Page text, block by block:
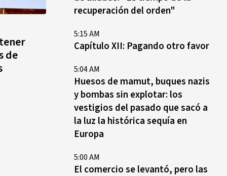
de
¿Qué se celebra hoy en el
conmemoraciones de esta
recuperación del orden"
5:15 AM
Capítulo XII: Pagando otro favor
5:04 AM
Huesos de mamut, buques nazis
y bombas sin explotar: los
vestigios del pasado que sacó a
la luz la histórica sequía en
Europa
5:00 AM
El comercio se levantó, pero las